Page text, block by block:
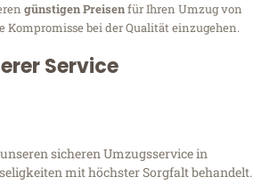
günstigen Preisenfür Ihren Umzug von
Kompromisse bei der Qualität einzugehen.
Service
sicheren Umzugsservice in
mit höchster Sorgfalt behandelt.